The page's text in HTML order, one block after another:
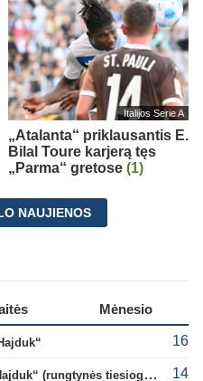
Italijos Serie A
„Atalanta“ priklausantis E.
Bilal Toure karjerą tęs
„Parma“ gretose (1)
NAUJIENOS
Mėnesio
16
Konferencijų lyga: „Žalgiris“ – „Hajduk“ (rungtynės tiesiogiai) 14